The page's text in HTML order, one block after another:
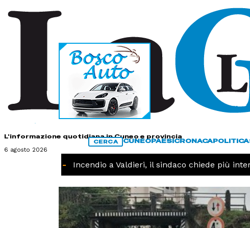
L'informazione quotidiana in Cuneo e provincia
6 agosto 2026
CERCA CUNEOPAESICRONACAPOLITICA
Incendio a Valdieri, il sindaco chiede più